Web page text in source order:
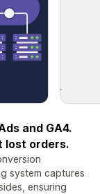
and GA4.
lost orders.
system captures
ensuring